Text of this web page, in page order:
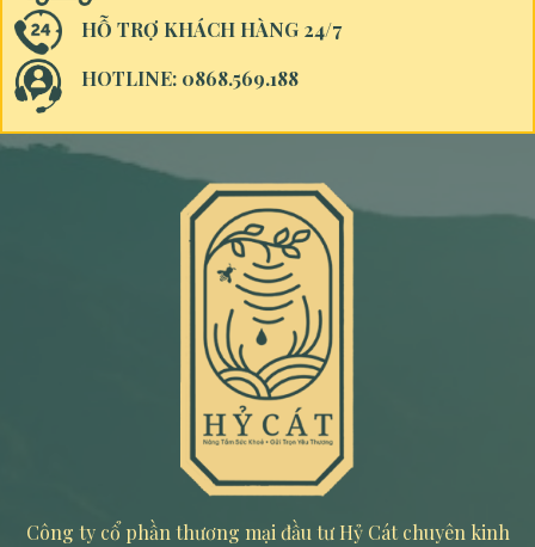
HỖ TRỢ KHÁCH HÀNG 24/7
HOTLINE: 0868.569.188
Công ty cổ phần thương mại đầu tư Hỷ Cát chuyên kinh